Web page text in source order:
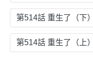
第514話 重生了（下）
第514話 重生了（上）